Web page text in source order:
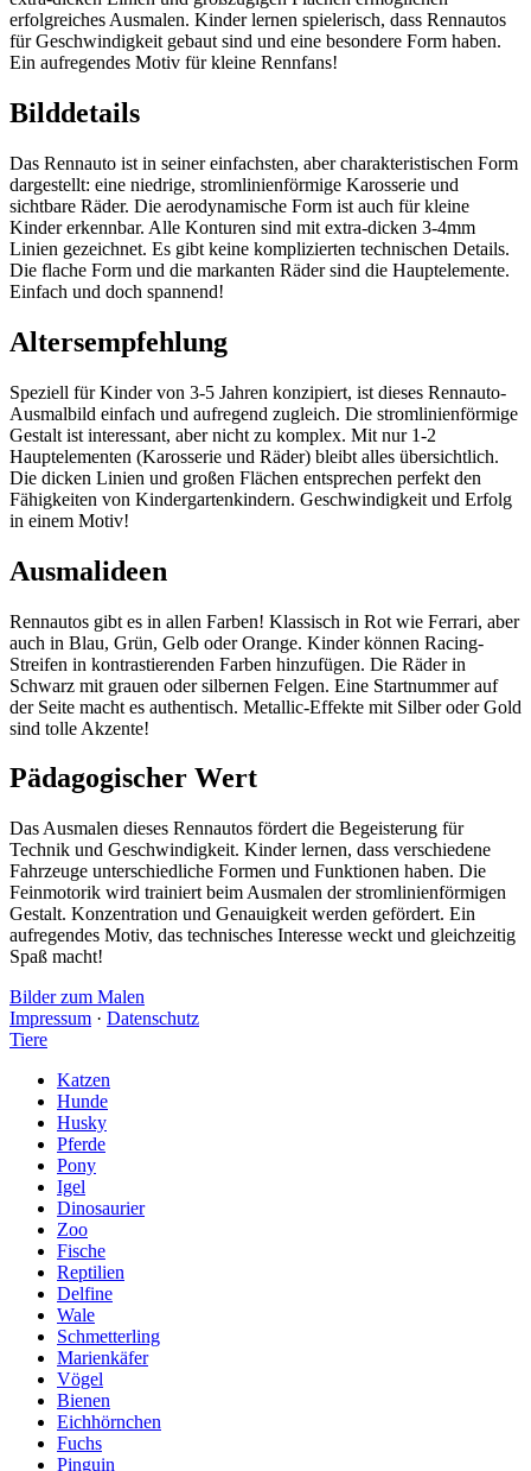
erfolgreiches Ausmalen. Kinder lernen spielerisch, dass Rennautos
für Geschwindigkeit gebaut sind und eine besondere Form haben.
Ein aufregendes Motiv für kleine Rennfans!
Bilddetails
Das Rennauto ist in seiner einfachsten, aber charakteristischen Form
dargestellt: eine niedrige, stromlinienförmige Karosserie und
sichtbare Räder. Die aerodynamische Form ist auch für kleine
Kinder erkennbar. Alle Konturen sind mit extra-dicken 3-4mm
Linien gezeichnet. Es gibt keine komplizierten technischen Details.
Die flache Form und die markanten Räder sind die Hauptelemente.
Einfach und doch spannend!
Altersempfehlung
Speziell für Kinder von 3-5 Jahren konzipiert, ist dieses Rennauto-
Ausmalbild einfach und aufregend zugleich. Die stromlinienförmige
Gestalt ist interessant, aber nicht zu komplex. Mit nur 1-2
Hauptelementen (Karosserie und Räder) bleibt alles übersichtlich.
Die dicken Linien und großen Flächen entsprechen perfekt den
Fähigkeiten von Kindergartenkindern. Geschwindigkeit und Erfolg
in einem Motiv!
Ausmalideen
Rennautos gibt es in allen Farben! Klassisch in Rot wie Ferrari, aber
auch in Blau, Grün, Gelb oder Orange. Kinder können Racing-
Streifen in kontrastierenden Farben hinzufügen. Die Räder in
Schwarz mit grauen oder silbernen Felgen. Eine Startnummer auf
der Seite macht es authentisch. Metallic-Effekte mit Silber oder Gold
sind tolle Akzente!
Pädagogischer Wert
Das Ausmalen dieses Rennautos fördert die Begeisterung für
Technik und Geschwindigkeit. Kinder lernen, dass verschiedene
Fahrzeuge unterschiedliche Formen und Funktionen haben. Die
Feinmotorik wird trainiert beim Ausmalen der stromlinienförmigen
Gestalt. Konzentration und Genauigkeit werden gefördert. Ein
aufregendes Motiv, das technisches Interesse weckt und gleichzeitig
Spaß macht!
Bilder zum Malen
Impressum · Datenschutz
Tiere
Katzen
Hunde
Husky
Pferde
Pony
Igel
Dinosaurier
Zoo
Fische
Reptilien
Delfine
Wale
Schmetterling
Marienkäfer
Vögel
Bienen
Eichhörnchen
Fuchs
Pinguin